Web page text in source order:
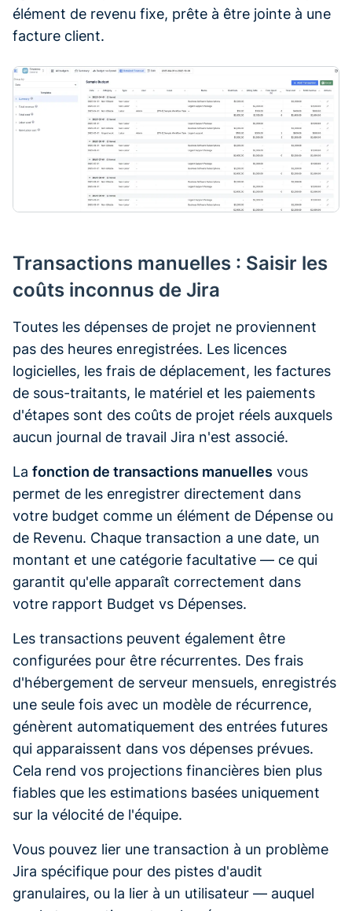
élément de revenu fixe, prête à être jointe à une
facture client.
Transactions manuelles : Saisir les
coûts inconnus de Jira
Toutes les dépenses de projet ne proviennent
pas des heures enregistrées. Les licences
logicielles, les frais de déplacement, les factures
de sous-traitants, le matériel et les paiements
d'étapes sont des coûts de projet réels auxquels
aucun journal de travail Jira n'est associé.
La fonction de transactions manuelles vous
permet de les enregistrer directement dans
votre budget comme un élément de Dépense ou
de Revenu. Chaque transaction a une date, un
montant et une catégorie facultative — ce qui
garantit qu'elle apparaît correctement dans
votre rapport Budget vs Dépenses.
Les transactions peuvent également être
configurées pour être récurrentes. Des frais
d'hébergement de serveur mensuels, enregistrés
une seule fois avec un modèle de récurrence,
génèrent automatiquement des entrées futures
qui apparaissent dans vos dépenses prévues.
Cela rend vos projections financières bien plus
fiables que les estimations basées uniquement
sur la vélocité de l'équipe.
Vous pouvez lier une transaction à un problème
Jira spécifique pour des pistes d'audit
granulaires, ou la lier à un utilisateur — auquel